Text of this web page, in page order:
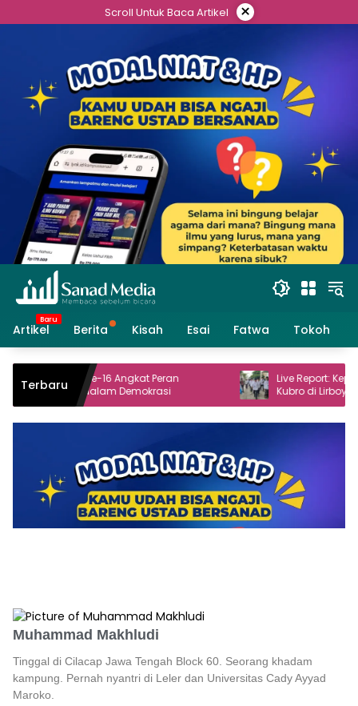
Scroll Untuk Baca Artikel ×
Artikel Berita Kisah Esai Fatwa Tokoh
Terbaru
ke-16 Angkat Peran
dalam Demokrasi
Live Report: Keputusan
Kubro di Lirboyo 2025
Muhammad Makhludi
Tinggal di Cilacap Jawa Tengah Block 60. Seorang khadam
kampung. Pernah nyantri di Leler dan Universitas Cady Ayyad
Maroko.